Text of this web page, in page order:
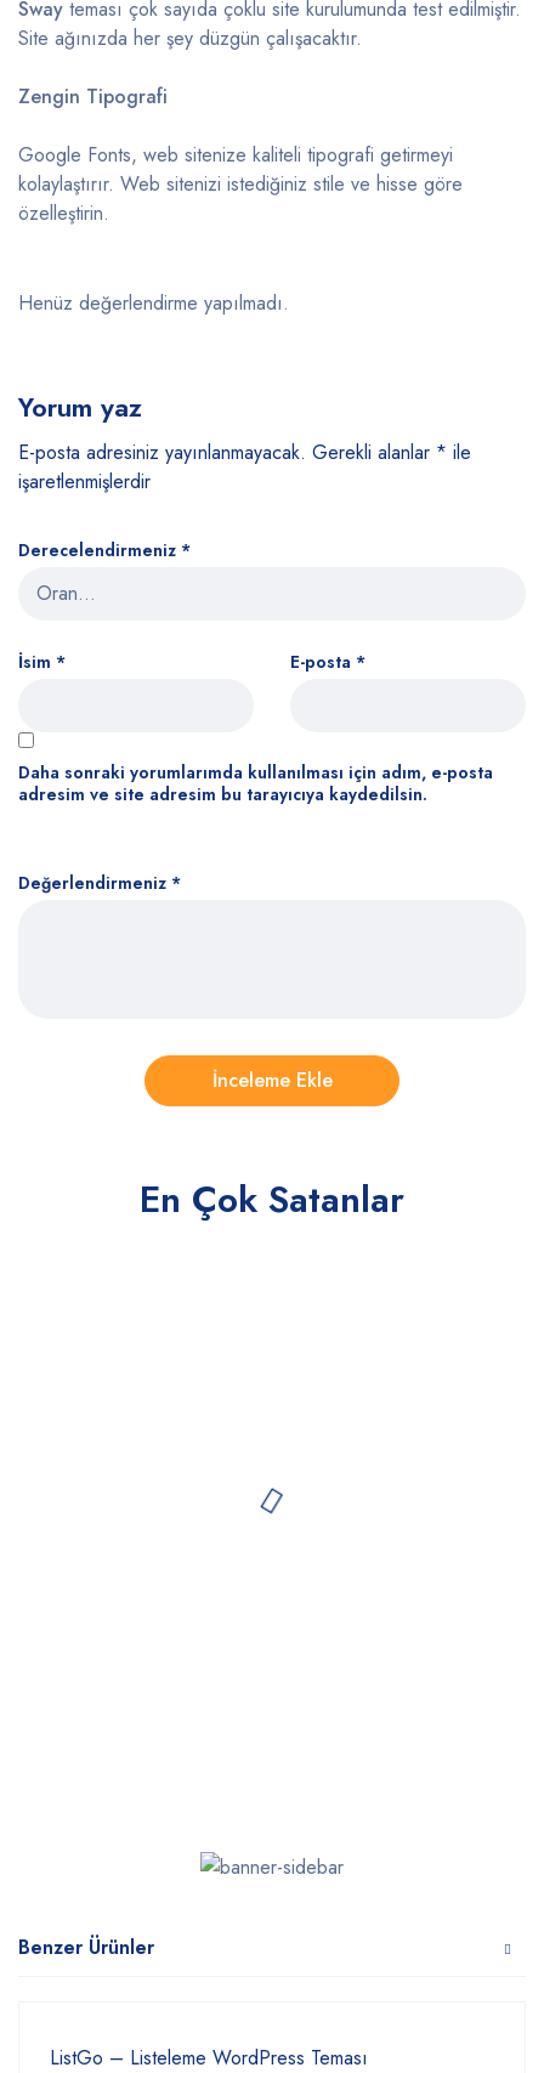
Sway teması çok sayıda çoklu site kurulumunda test edilmiştir.
Site ağınızda her şey düzgün çalışacaktır.
Zengin Tipografi
Google Fonts, web sitenize kaliteli tipografi getirmeyi
kolaylaştırır. Web sitenizi istediğiniz stile ve hisse göre
özelleştirin.
Henüz değerlendirme yapılmadı.
Yorum yaz
E-posta adresiniz yayınlanmayacak. Gerekli alanlar * ile
işaretlenmişlerdir
Derecelendirmeniz *
Değerlendirmeniz *
İsim * E-posta *
Daha sonraki yorumlarımda kullanılması için adım, e-posta
adresim ve site adresim bu tarayıcıya kaydedilsin.
En Çok Satanlar
Benzer Ürünler
ListGo – Listeleme WordPress Teması